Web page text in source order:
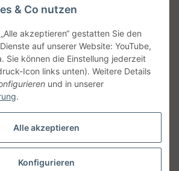
Vertrag widerrufen
& Co nutzen
akzeptieren“ gestatten Sie den
auf unserer Website: YouTube,
Sie können die Einstellung jederzeit
Icon links unten). Weitere Details
und in unserer
.
Alle akzeptieren
Konfigurieren